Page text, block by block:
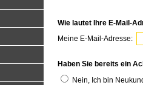
Wie lautet Ihre E-Mail-
Meine E-Mail-Adresse:
Haben Sie bereits ein
Nein, Ich bin